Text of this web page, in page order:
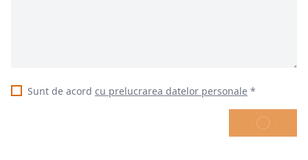
Sunt de acord cu prelucrarea datelor personale *
TRIMITE